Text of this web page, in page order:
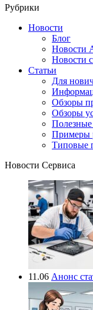
Рубрики
Новости
Блог
Новости
Новости
Статьи
Для
Обзоры
Обзоры
Полезные
Примеры
Типовые
Новости Сервиса
11.06 Анонс